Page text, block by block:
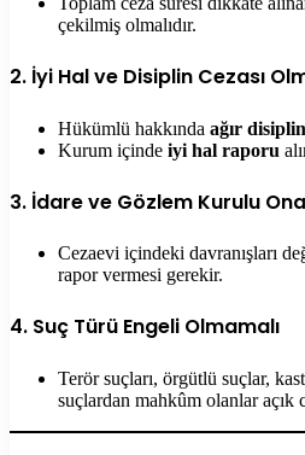
çekilmiş olmalıdır.
2. İyi Hal ve Disiplin Cezası
Hükümlü hakkında ağır disiplin
Kurum içinde iyi hal raporu
3. İdare ve Gözlem Kurulu
Cezaevi içindeki davranışları
rapor vermesi gerekir.
4. Suç Türü Engeli Olmamalı
Terör suçları, örgütlü suçlar,
suçlardan mahkûm olanlar açık